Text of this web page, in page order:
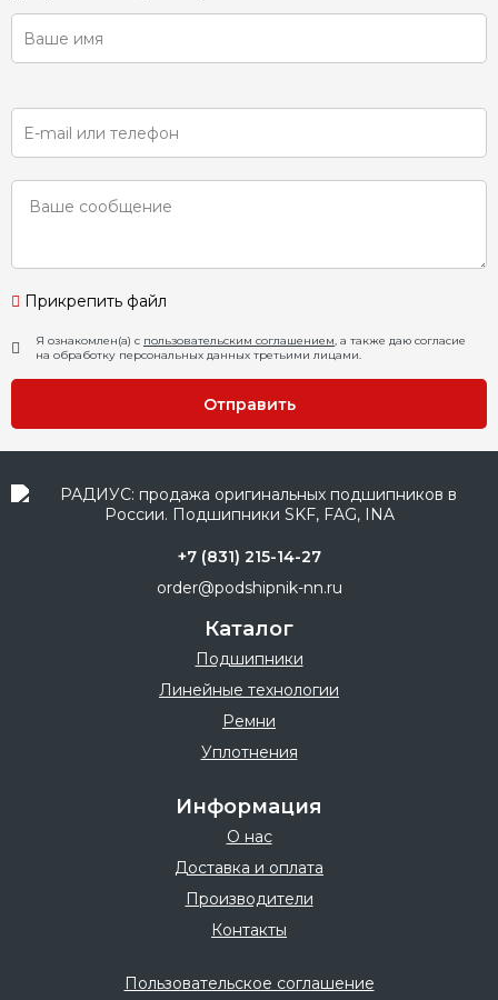
Прикрепить файл
Я ознакомлен(а) с пользовательским соглашением, а также даю согласие
на обработку персональных данных третьими лицами.
Отправить
+7 (831) 215-14-27
order@podshipnik-nn.ru
Каталог
Подшипники
Линейные технологии
Ремни
Уплотнения
Информация
О нас
Доставка и оплата
Производители
Контакты
Пользовательское соглашение